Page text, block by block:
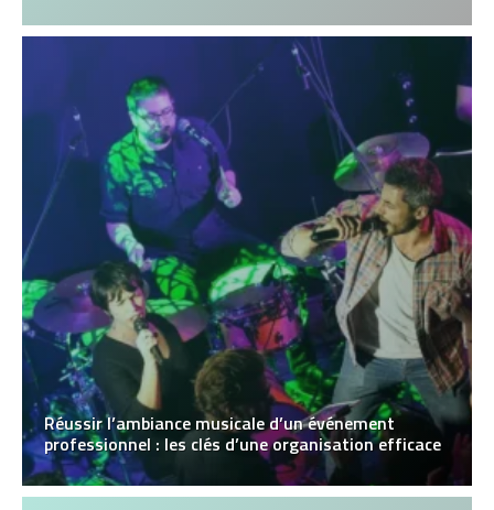
Réussir l’ambiance musicale d’un événement
professionnel : les clés d’une organisation efficace